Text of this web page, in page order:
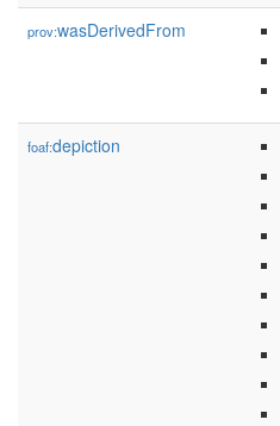
prov:wasDerivedFrom
foaf:depiction